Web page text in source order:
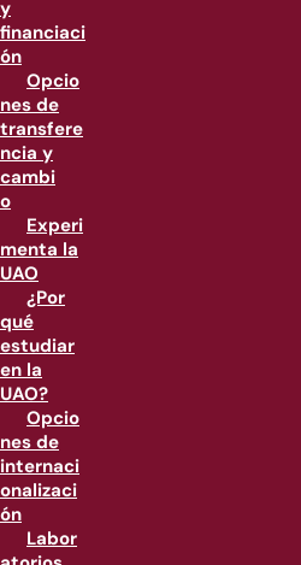
y
financiaci
ón
Opcio
nes de
transfere
ncia y
cambi
o
Experi
menta la
UAO
¿Por
qué
estudiar
en la
UAO?
Opcio
nes de
internaci
onalizaci
ón
Labor